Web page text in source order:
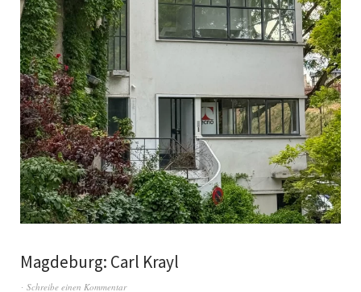
Magdeburg: Carl Krayl
Schreibe einen Kommentar